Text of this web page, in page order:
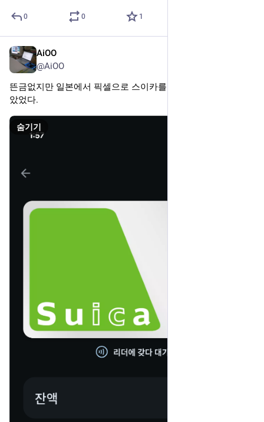
0 0 1
AiOO
@AiOO
뜬금없지만 일본에서 픽셀으로 스이카를 사용한 경험이 꽤 좋
았었다.
숨기기